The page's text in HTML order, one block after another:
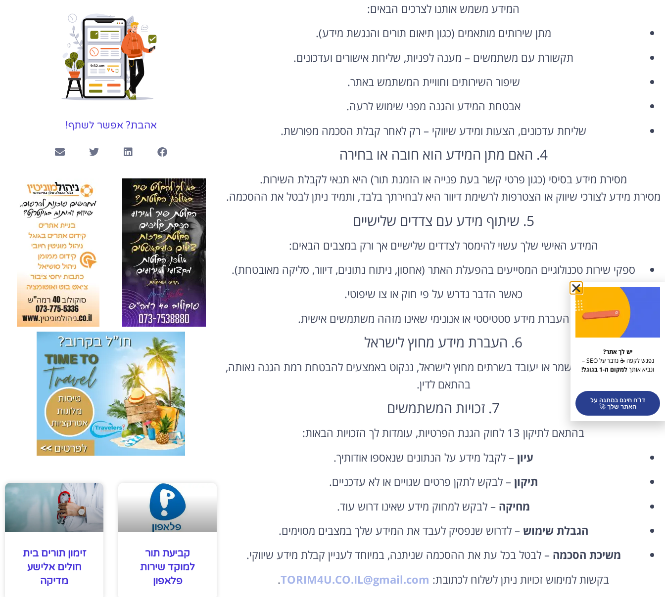
המידע משמש אותנו לצרכים הבאים:
מתן שירותים מותאמים (כגון תיאום תורים והנגשת מידע).
תקשורת עם משתמשים – מענה לפניות, שליחת אישורים ועדכונים.
שיפור השירותים וחוויית המשתמש באתר.
אבטחת המידע והגנה מפני שימוש לרעה.
שליחת עדכונים, הצעות ומידע שיווקי – רק לאחר קבלת הסכמה מפורשת.
4. האם מתן המידע הוא חובה או בחירה
מסירת מידע בסיסי (כגון פרטי קשר בעת פנייה או הזמנת תור) היא תנאי לקבלת השירות.
מסירת מידע לצורכי שיווק או הצטרפות לרשימת דיוור היא לבחירתך בלבד, ותמיד ניתן לבטל את ההסכמה.
5. שיתוף מידע עם צדדים שלישיים
המידע האישי שלך עשוי להימסר לצדדים שלישיים אך ורק במצבים הבאים:
ספקי שירות טכנולוגיים המסייעים בהפעלת האתר (אחסון, ניתוח נתונים, דיוור, סליקה מאובטחת).
כאשר הדבר נדרש על פי חוק או צו שיפוטי.
העברת מידע סטטיסטי או אנונימי שאינו מזהה משתמשים אישית.
6. העברת מידע מחוץ לישראל
במקרה שבו המידע יישמר או יעובד בשרתים מחוץ לישראל, ננקוט באמצעים להבטחת רמת הגנה נאותה,
בהתאם לדין.
7. זכויות המשתמשים
בהתאם לתיקון 13 לחוק הגנת הפרטיות, עומדות לך הזכויות הבאות:
עיון – לקבל מידע על הנתונים שנאספו אודותיך.
תיקון – לבקש לתקן פרטים שגויים או לא עדכניים.
מחיקה – לבקש למחוק מידע שאינו דרוש עוד.
הגבלת שימוש – לדרוש שנפסיק לעבד את המידע שלך במצבים מסוימים.
משיכת הסכמה – לבטל בכל עת את ההסכמה שניתנה, במיוחד לעניין קבלת מידע שיווקי.
בקשות למימוש זכויות ניתן לשלוח לכתובת: TORIM4U.CO.IL@gmail.com
.
השכרת רכב
בחו"ל
מקומיות לקבלת הצעת מחיר
רוצה להקליט
פודקאסט?
להקלטה, צילום ועריכת
שירותי פרסום
וקידום
באינטרנט
בעל/ת עסק? סוכנות ניהול
מוניטין לקידום, שיווק ופרסום
באינטרנט כאן עבורך!
אהבת? אפשר לשתף!
קביעת תור
למוקד שירות
פלאפון
זימון תורים בית
חולים אלישע
מדיקה
יש לך אתר?
נפגש לקפה ☕ נדבר על SEO –
ונביא אותךלמקום ה-1 בגוגל!
דו"ח חינם במתנה על
האתר שלך 🚀